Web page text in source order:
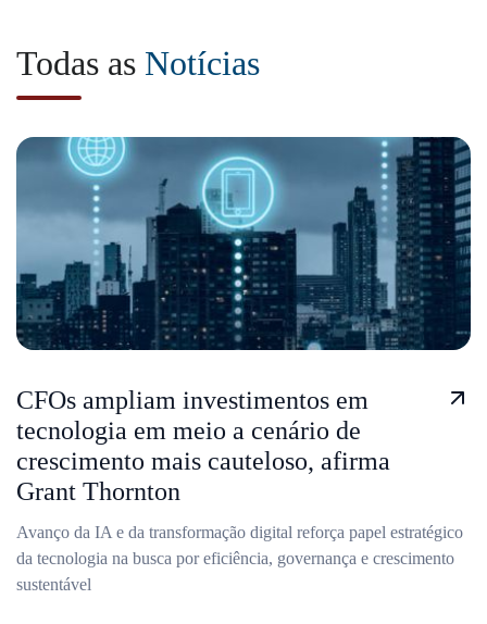
Todas as Notícias
CFOs ampliam investimentos em
tecnologia em meio a cenário de
crescimento mais cauteloso, afirma
Grant Thornton
Avanço da IA e da transformação digital reforça papel estratégico
da tecnologia na busca por eficiência, governança e crescimento
sustentável